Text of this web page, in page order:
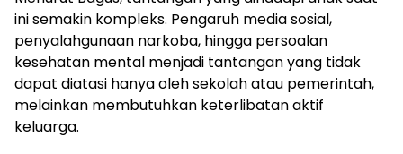
ini semakin kompleks. Pengaruh media sosial,
penyalahgunaan narkoba, hingga persoalan
kesehatan mental menjadi tantangan yang tidak
dapat diatasi hanya oleh sekolah atau pemerintah,
melainkan membutuhkan keterlibatan aktif
keluarga.